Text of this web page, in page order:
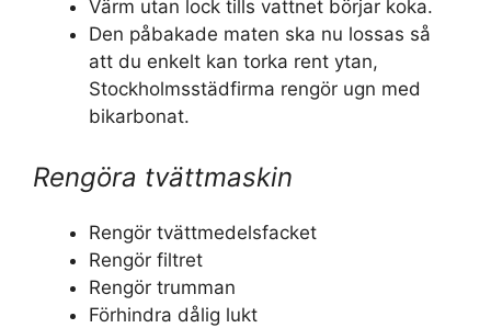
Värm utan lock tills vattnet börjar koka.
Den påbakade maten ska nu lossas så
att du enkelt kan torka rent ytan,
Stockholmsstädfirma rengör ugn med
bikarbonat.
Rengöra tvättmaskin
Rengör tvättmedelsfacket
Rengör filtret
Rengör trumman
Förhindra dålig lukt